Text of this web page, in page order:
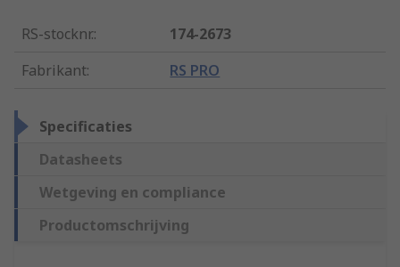
RS-stocknr.:
174-2673
Fabrikant: RS PRO
Specificaties
Datasheets
Wetgeving en compliance
Productomschrijving